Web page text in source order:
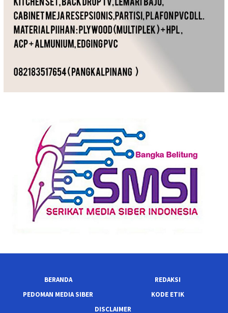
BERANDA
REDAKSI
PEDOMAN MEDIA SIBER
KODE ETIK
DISCLAIMER